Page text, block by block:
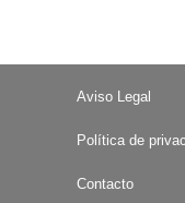
Aviso Legal
Política de
Contacto